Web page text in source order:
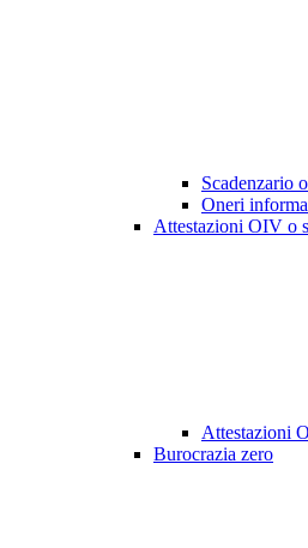
Scadenzario
Oneri
Attestazioni OIV o
Attestazioni
Burocrazia zero